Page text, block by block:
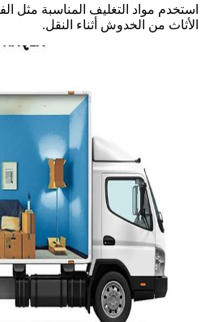
استخدم مواد التغليف المناسبة مثل
الأثاث من الخدوش أثناء النقل.